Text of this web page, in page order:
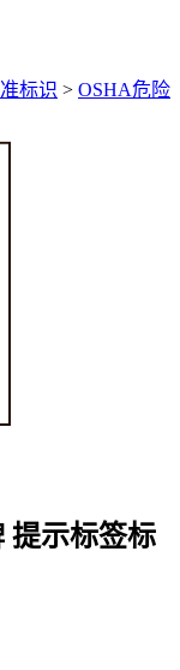
标识 > OSHA危险
提示标签标